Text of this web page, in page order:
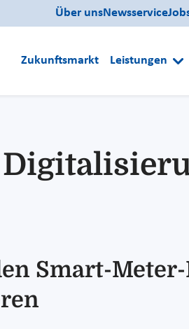
Über unsNewsservice
Zukunftsmarkt Leistungen
Smart-